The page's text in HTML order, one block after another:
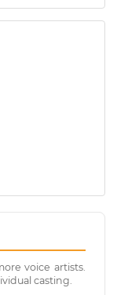
voice artists.
casting.